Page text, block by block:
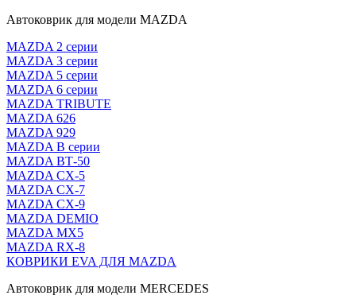
Автоковрик для модели MAZDA
MAZDA 2 серии
MAZDA 3 серии
MAZDA 5 серии
MAZDA 6 серии
MAZDA TRIBUTE
MAZDA 626
MAZDA 929
MAZDA В серии
MAZDA ВТ-50
MAZDA CX-5
MAZDA CX-7
MAZDA CX-9
MAZDA DEMIO
MAZDA MX5
MAZDA RX-8
КОВРИКИ EVA ДЛЯ MAZDA
Автоковрик для модели MERCEDES